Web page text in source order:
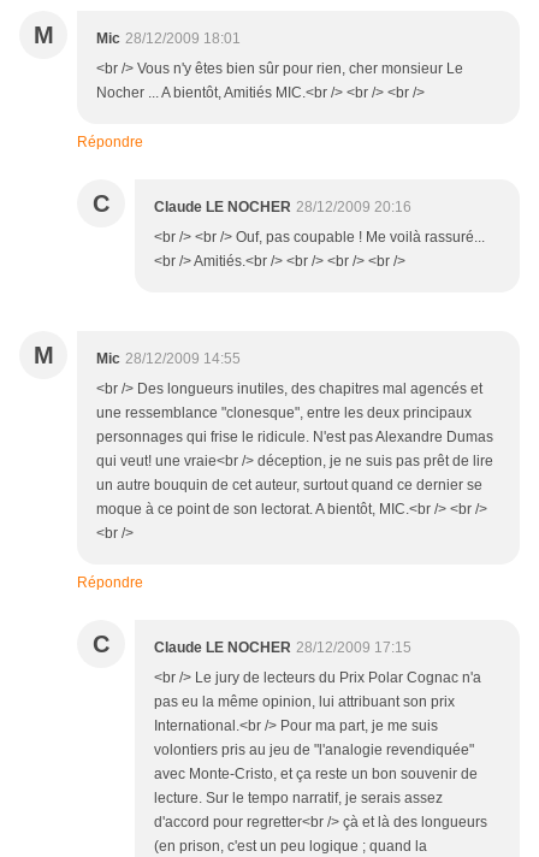
M Mic 28/12/2009 18:01
<br /> Vous n'y êtes bien sûr pour rien, cher monsieur Le
Nocher ... A bientôt, Amitiés MIC.<br /> <br /> <br />
Répondre
C Claude LE NOCHER 28/12/2009 20:16
<br /> <br /> Ouf, pas coupable ! Me voilà rassuré...
<br /> Amitiés.<br /> <br /> <br /> <br />
M Mic 28/12/2009 14:55
<br /> Des longueurs inutiles, des chapitres mal agencés et
une ressemblance "clonesque", entre les deux principaux
personnages qui frise le ridicule. N'est pas Alexandre Dumas
qui veut! une vraie<br /> déception, je ne suis pas prêt de lire
un autre bouquin de cet auteur, surtout quand ce dernier se
moque à ce point de son lectorat. A bientôt, MIC.<br /> <br />
<br />
Répondre
C Claude LE NOCHER 28/12/2009 17:15
<br /> Le jury de lecteurs du Prix Polar Cognac n'a
pas eu la même opinion, lui attribuant son prix
International.<br /> Pour ma part, je me suis
volontiers pris au jeu de "l'analogie revendiquée"
avec Monte-Cristo, et ça reste un bon souvenir de
lecture. Sur le tempo narratif, je serais assez
d'accord pour regretter<br /> çà et là des longueurs
(en prison, c'est un peu logique ; quand la